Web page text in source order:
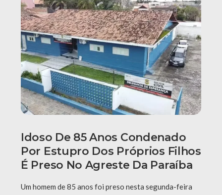
Idoso De 85 Anos Condenado
Por Estupro Dos Próprios Filhos
É Preso No Agreste Da Paraíba
Um homem de 85 anos foi preso nesta segunda-feira